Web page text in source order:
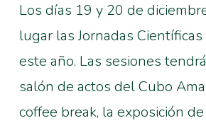
Los días 19 y 20 de
lugar las Jornadas
este año. Las sesiones
salón de actos del Cubo
coffee break, la exposición